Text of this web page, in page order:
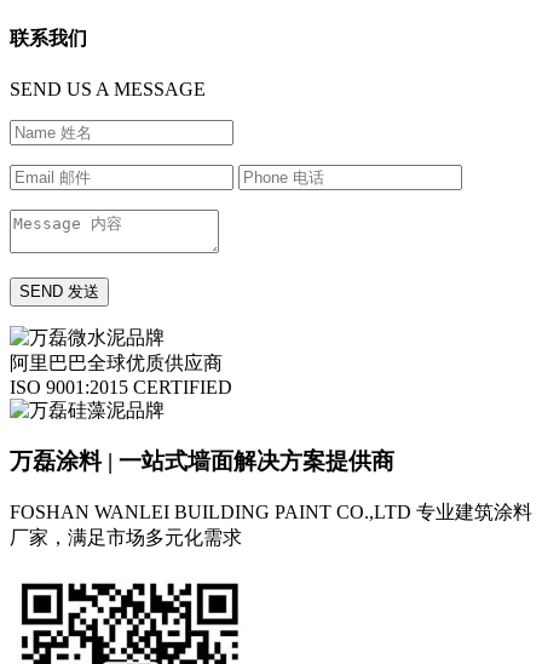
联系我们
SEND US A MESSAGE
阿里巴巴全球优质供应商
ISO 9001:2015 CERTIFIED
万磊涂料 | 一站式墙面解决方案提供商
FOSHAN WANLEI BUILDING PAINT CO.,LTD 专业建筑涂料
厂家，满足市场多元化需求